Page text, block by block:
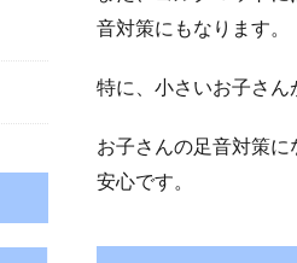
音対策にもなります。
特に、小さいお子さん
お子さんの足音対策
安心です。